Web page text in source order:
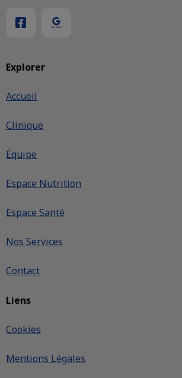
Explorer
Accueil
Clinique
Équipe
Espace Nutrition
Espace Santé
Nos Services
Contact
Liens
Cookies
Mentions Légales